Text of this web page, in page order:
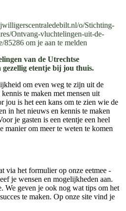
o/Stichting-
Ontvang-vluchtelingen-uit-de-
85286 om je aan te melden
van de Utrechtse
gezellig etentje bij jou thuis.
om even weg te zijn uit de
te maken met mensen uit
jou is het een kans om te zien wie de
in het nieuws en kennis te maken
je gasten is een etentje een heel
manier om meer te weten te komen
via het formulier op onze eetmee -
je wensen en mogelijkheden aan.
We geven je ook nog wat tips om het
te maken. Op onze site vind je